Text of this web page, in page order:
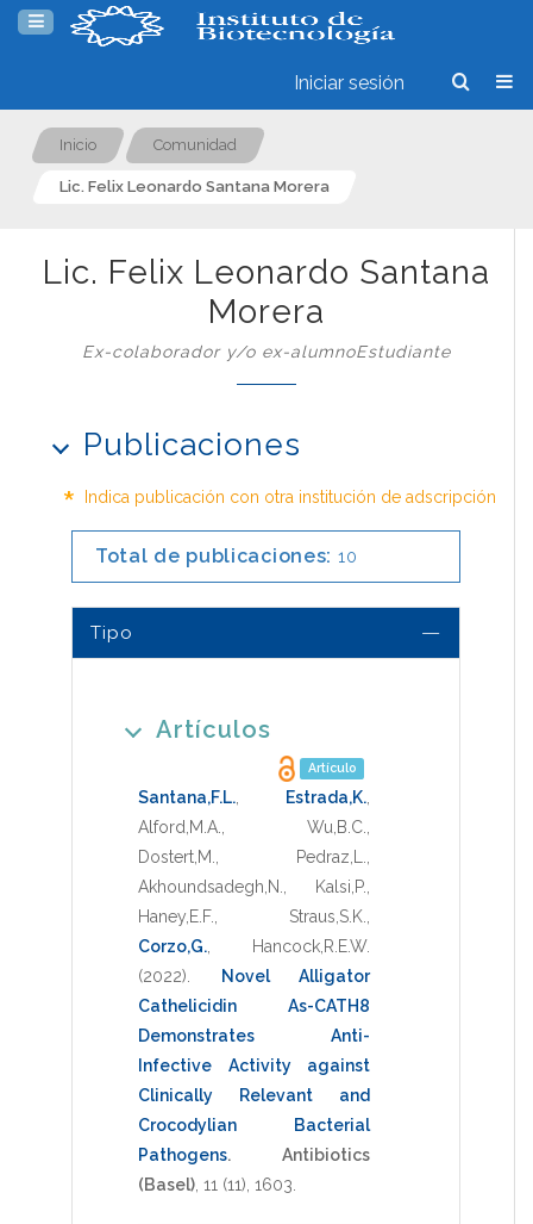
Iniciar sesión
Inicio Comunidad
Lic. Felix Leonardo Santana Morera
Lic. Felix Leonardo Santana
Morera
Ex-colaborador y/o ex-alumnoEstudiante
Publicaciones
* Indica publicación con otra institución de adscripción
Total de publicaciones: 10
Tipo
Artículos
Artículo
Santana,F.L. Estrada,K.
Alford,M.A.
Wu,B.C.
Dostert,M.
Pedraz,L.
Akhoundsadegh,N.
Kalsi,P.
Haney,E.F.
Straus,S.K.
Corzo,G.
Hancock,R.E.W.
(2022)
Novel Alligator
Cathelicidin As-CATH8
Demonstrates Anti-
Infective Activity against
Clinically Relevant and
Crocodylian Bacterial
Pathogens.
Antibiotics
(Basel) 11 (11), 1603